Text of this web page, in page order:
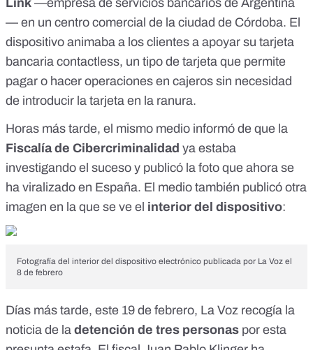
Link —empresa de servicios bancarios de Argentina
— en un centro comercial de la ciudad de Córdoba. El
dispositivo animaba a los clientes a apoyar su tarjeta
bancaria contactless, un tipo de tarjeta que permite
pagar o hacer operaciones en cajeros sin necesidad
de introducir la tarjeta en la ranura.
Horas más tarde, el mismo medio informó de que la
Fiscalía de Cibercriminalidad ya estaba
investigando el suceso y publicó la foto que ahora se
ha viralizado en España. El medio también publicó otra
imagen en la que se ve el interior del dispositivo:
Fotografía del interior del dispositivo electrónico publicada por La Voz el
8 de febrero
Días más tarde, este 19 de febrero, La Voz recogía la
noticia de la detención de tres personas por esta